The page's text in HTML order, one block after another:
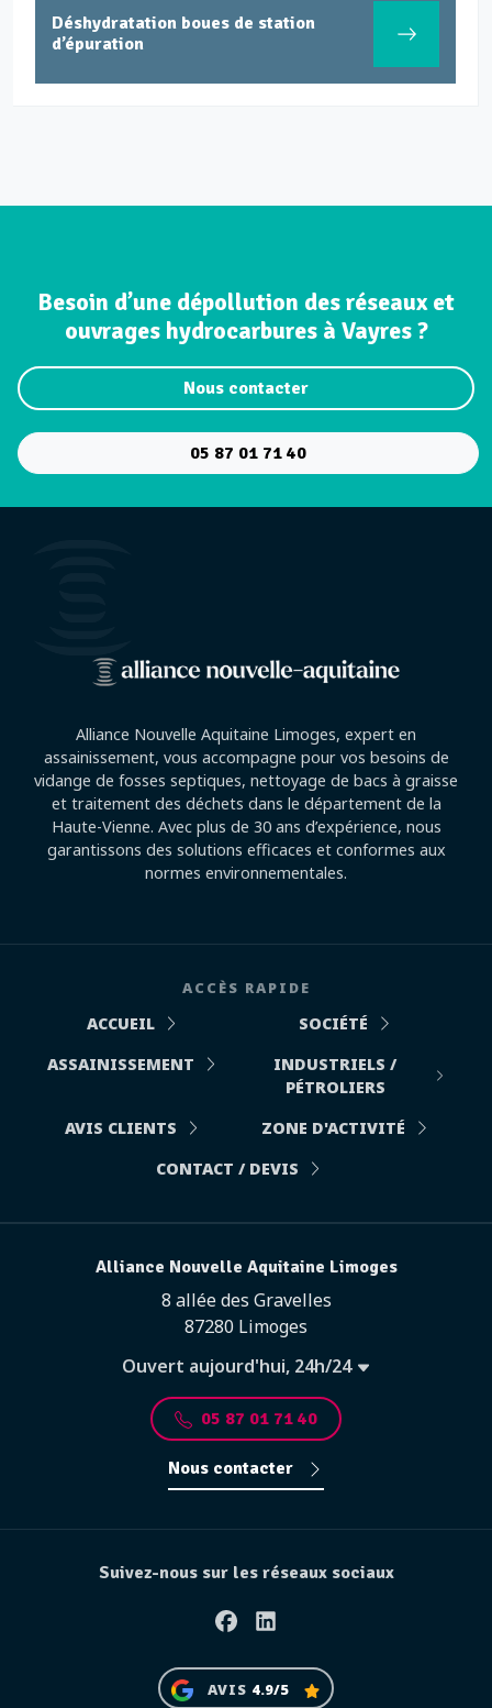
dégazage,
enlèvement cuve à
d’épuration
Besoin d’une dépollution des réseaux et
ouvrages hydrocarbures à Vayres ?
Nous contacter
05 87 01 71 40
Alliance Nouvelle Aquitaine Limoges, expert en
assainissement, vous accompagne pour vos besoins de
vidange de fosses septiques, nettoyage de bacs à graisse
et traitement des déchets dans le département de la
Haute-Vienne. Avec plus de 30 ans d’expérience, nous
garantissons des solutions efficaces et conformes aux
normes environnementales.
ACCÈS RAPIDE
ACCUEIL
SOCIÉTÉ
ASSAINISSEMENT
INDUSTRIELS /
PÉTROLIERS
AVIS CLIENTS
ZONE D'ACTIVITÉ
CONTACT / DEVIS
Alliance Nouvelle Aquitaine Limoges
8 allée des Gravelles
87280 Limoges
Ouvert aujourd'hui, 24h/24
05 87 01 71 40
Nous contacter
Suivez-nous sur les réseaux sociaux
FacebookLinkedin
AVIS 4.9/5